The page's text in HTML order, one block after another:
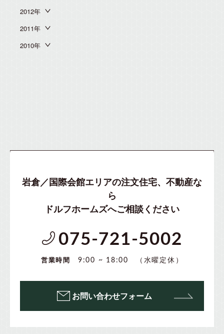
2012年
2011年
2010年
岩倉／国際会館エリアの注文住宅、不動産な
ら
ドルフホームズへご相談ください
075-721-5002
営業時間 9:00 ~ 18:00 （水曜定休）
お問い合わせフォーム